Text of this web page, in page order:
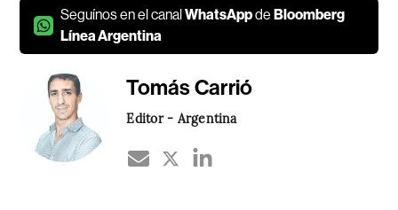
Seguínos en el canalWhatsAppde Bloomberg
Línea Argentina
Tomás Carrió
Editor - Argentina